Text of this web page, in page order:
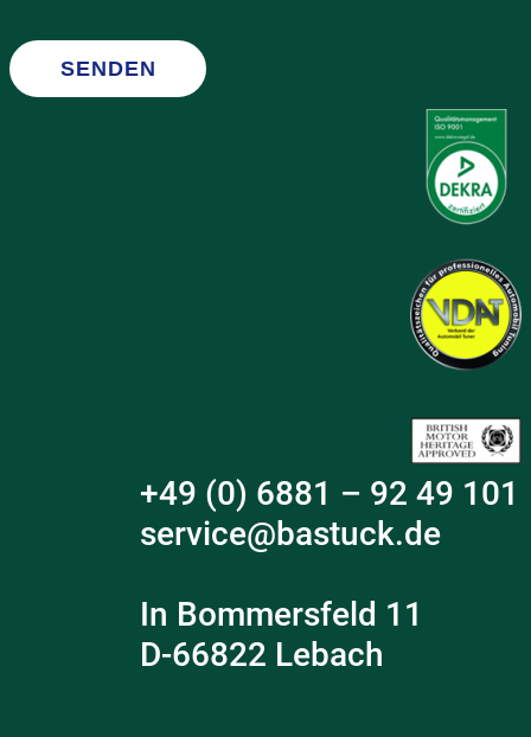
SENDEN
+49 (0) 6881 – 92 49 101
service@bastuck.de
In Bommersfeld 11
D-66822 Lebach